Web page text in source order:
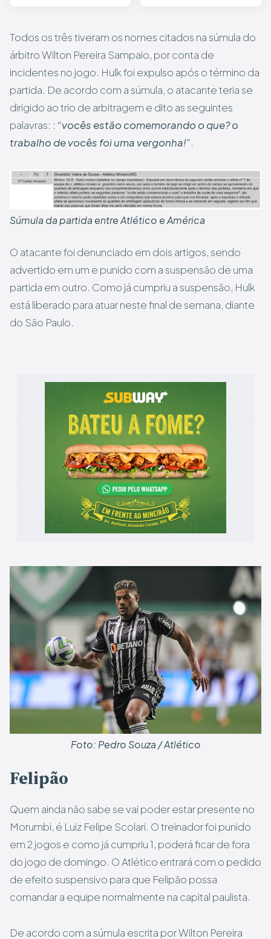
Todos os três tiveram os nomes citados na súmula do
árbitro Wilton Pereira Sampaio, por conta de
incidentes no jogo. Hulk foi expulso após o término da
partida. De acordo com a súmula, o atacante teria se
dirigido ao trio de arbitragem e dito as seguintes
palavras: : “vocês estão comemorando o que? o
trabalho de vocês foi uma vergonha!”.
Súmula da partida entre Atlético e América
O atacante foi denunciado em dois artigos, sendo
advertido em um e punido com a suspensão de uma
partida em outro. Como já cumpriu a suspensão, Hulk
está liberado para atuar neste final de semana, diante
do São Paulo.
Foto: Pedro Souza / Atlético
Felipão
Quem ainda não sabe se vai poder estar presente no
Morumbi, é Luiz Felipe Scolari. O treinador foi punido
em 2 jogos e como já cumpriu 1, poderá ficar de fora
do jogo de domingo. O Atlético entrará com o pedido
de efeito suspensivo para que Felipão possa
comandar a equipe normalmente na capital paulista.
De acordo com a súmula escrita por Wilton Pereira